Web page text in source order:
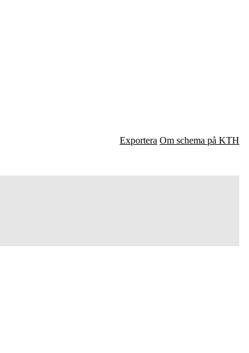
Exportera Om schema på KTH